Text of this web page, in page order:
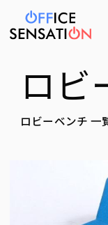
ロビ
ロビーベンチ 一